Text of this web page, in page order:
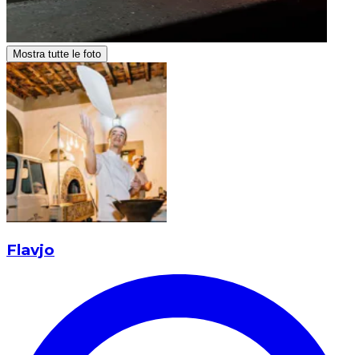
Mostra tutte le foto
Flavjo